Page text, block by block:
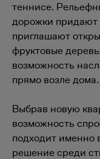
теннисе.
дорожки придают
приглашают
фруктовые
возможность
прямо возле дома.
Выбрав новую
возможность
подходит именно
решение среди